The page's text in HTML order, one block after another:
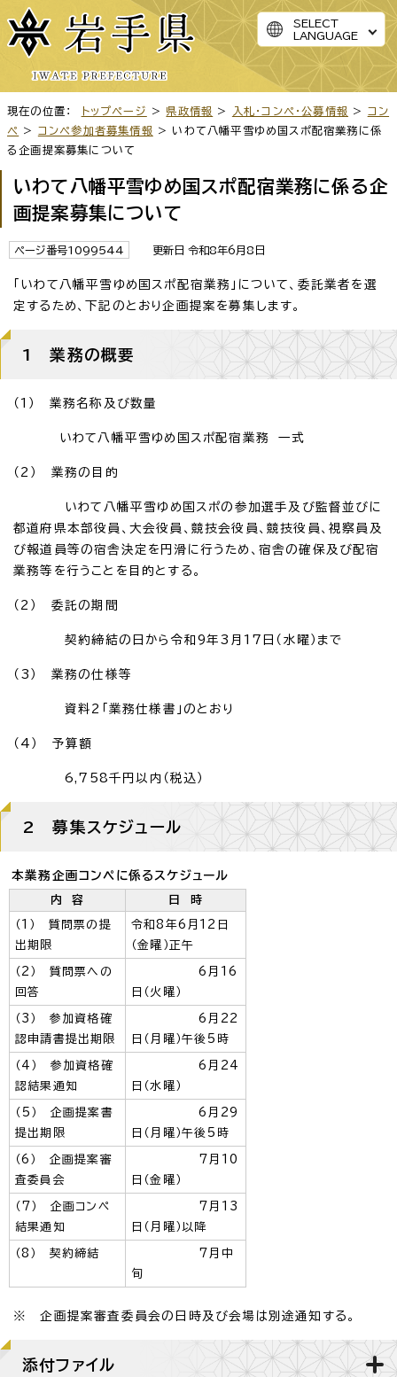
SELECT
LANGUAGE
現在の位置： トップページ > 県政情報 > 入札・コンペ・公募情報 > コン
ペ
> コンペ参加者募集情報 > いわて八幡平雪ゆめ国スポ配宿業務に係
る企画提案募集について
いわて八幡平雪ゆめ国スポ配宿業務に係る企
画提案募集について
ページ番号1099544 更新日 令和8年6月8日
「いわて八幡平雪ゆめ国スポ配宿業務」について、委託業者を選
定するため、下記のとおり企画提案を募集します。
1 業務の概要
（1） 業務名称及び数量
いわて八幡平雪ゆめ国スポ配宿業務 一式
（2） 業務の目的
いわて八幡平雪ゆめ国スポの参加選手及び監督並びに
都道府県本部役員、大会役員、競技会役員、競技役員、視察員及
び報道員等の宿舎決定を円滑に行うため、宿舎の確保及び配宿
業務等を行うことを目的とする。
（2） 委託の期間
契約締結の日から令和9年3月17日（水曜）まで
（3） 業務の仕様等
資料2「業務仕様書」のとおり
（4） 予算額
6,758千円以内（税込）
2 募集スケジュール
本業務企画コンペに係るスケジュール
内 容 日 時
（1） 質問票の提
出期限
令和8年6月12日
（金曜）正午
（2） 質問票への
回答
6月16
日（火曜）
（3） 参加資格確
認申請書提出期限
6月22
日（月曜）午後5時
（4） 参加資格確
認結果通知
6月24
日（水曜）
（5） 企画提案書
提出期限
6月29
日（月曜）午後5時
（6） 企画提案審
査委員会
7月10
日（金曜）
（7） 企画コンペ
結果通知
7月13
日（月曜）以降
（8） 契約締結
7月中
旬
※ 企画提案審査委員会の日時及び会場は別途通知する。
添付ファイル